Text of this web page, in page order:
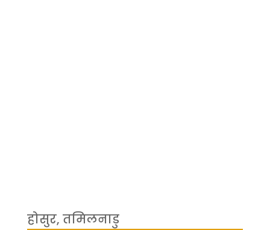
होसुर, तमिलनाडु